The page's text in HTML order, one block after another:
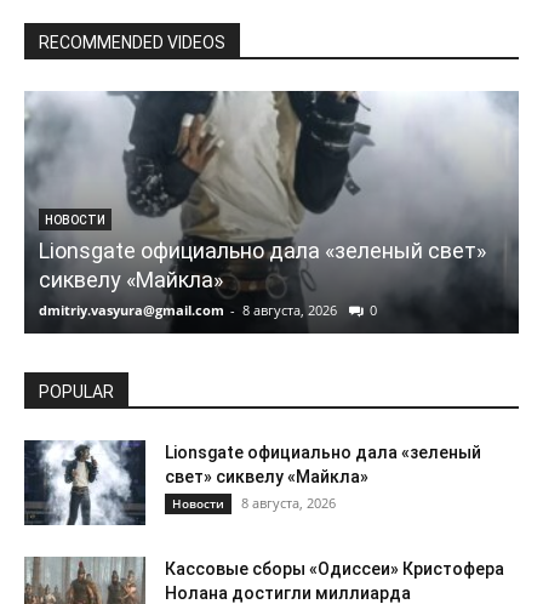
RECOMMENDED VIDEOS
НОВОСТИ
Lionsgate официально дала «зеленый свет»
сиквелу «Майкла»
dmitriy.vasyura@gmail.com - 8 августа, 2026 0
POPULAR
Lionsgate официально дала «зеленый
свет» сиквелу «Майкла»
Новости 8 августа, 2026
Кассовые сборы «Одиссеи» Кристофера
Нолана достигли миллиарда